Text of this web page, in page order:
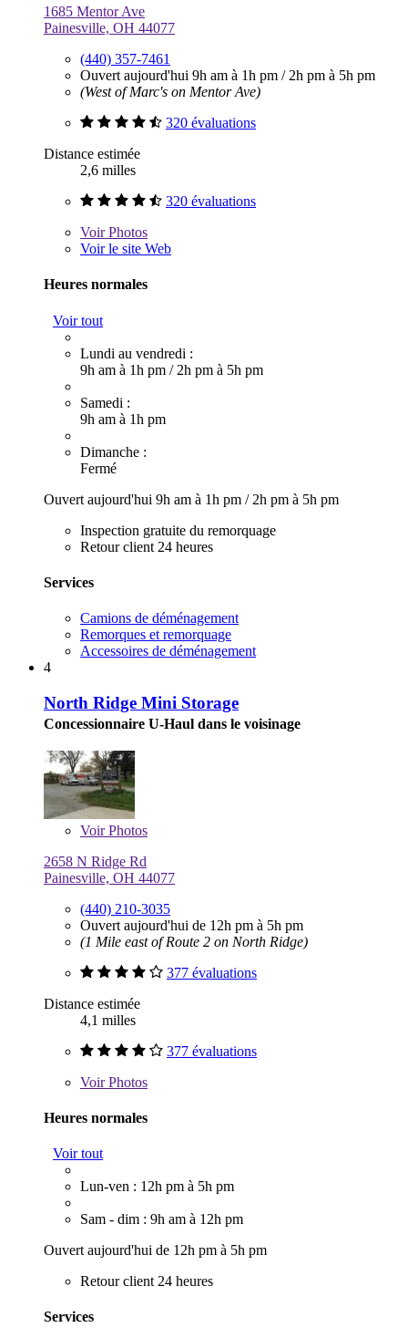
1685 Mentor Ave
Painesville, OH 44077
(440) 357-7461
Ouvert aujourd'hui 9h am à 1h pm / 2h pm à 5h pm
(West of Marc's on Mentor Ave)
320 évaluations
Distance estimée
2,6 milles
320 évaluations
VoirPhotos
Voir le site Web
Heures normales
Voir tout
Lundi au vendredi :
9h am à 1h pm / 2h pm à 5h pm
Samedi :
9h am à 1h pm
Dimanche :
Fermé
Ouvert aujourd'hui 9h am à 1h pm / 2h pm à 5h pm
Inspection gratuite du remorquage
Retour client 24 heures
Services
Camions de déménagement
Remorques et remorquage
Accessoires de déménagement
4
North Ridge Mini Storage
Concessionnaire U-Haul dans le voisinage
VoirPhotos
2658 N Ridge Rd
Painesville, OH 44077
(440) 210-3035
Ouvert aujourd'hui de 12h pm à 5h pm
(1 Mile east of Route 2 on North Ridge)
377 évaluations
Distance estimée
4,1 milles
377 évaluations
VoirPhotos
Heures normales
Voir tout
Lun-ven : 12h pm à 5h pm
Sam - dim : 9h am à 12h pm
Ouvert aujourd'hui de 12h pm à 5h pm
Retour client 24 heures
Services